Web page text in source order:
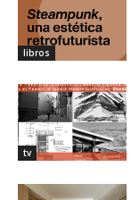
libros
tv